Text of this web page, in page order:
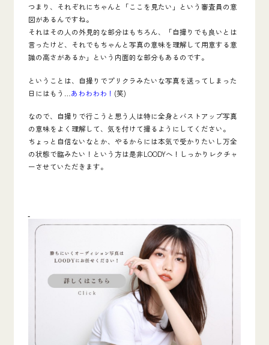
つまり、それぞれにちゃんと「ここを見たい」という審査員の意
図があるんですね。
それはその人の外見的な部分はもちろん、「自撮りでも良いとは
言ったけど、それでもちゃんと写真の意味を理解して用意する意
識の高さがあるか」という内面的な部分もあるのです。
ということは、自撮りでプリクラみたいな写真を送ってしまった
日にはもう… あわわわわ！ (笑)
なので、自撮りで行こうと思う人は特に全身とバストアップ写真
の意味をよく理解して、気を付けて撮るようにしてください。
ちょっと自信ないなとか、やるからには本気で受かりたいし万全
の状態で臨みたい！という方は是非LOODYへ！しっかりレクチャ
ーさせていただきます。